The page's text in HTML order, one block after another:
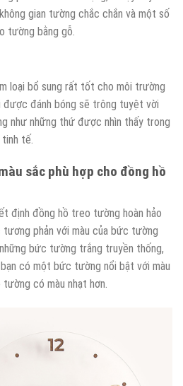
gian tường chắc chắn và một số
tường bằng gỗ.
loại bổ sung rất tốt cho môi trường
được đánh bóng sẽ trông tuyệt vời
như những thứ được nhìn thấy trong
tinh tế.
sắc phù hợp cho đồng hồ
định đồng hồ treo tường hoàn hảo
tương phản với màu của bức tường
bức tường trắng truyền thống,
có một bức tường nổi bật với màu
có màu nhạt hơn.